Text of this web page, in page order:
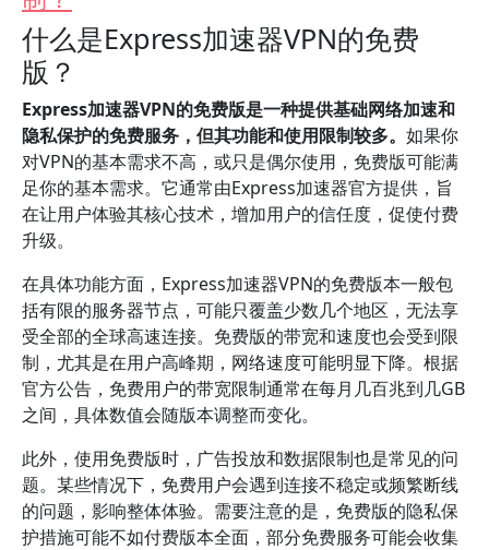
什么是Express加速器VPN的免费
版？
Express加速器VPN的免费版是一种提供基础网络加速和
隐私保护的免费服务，但其功能和使用限制较多。 如果你
对VPN的基本需求不高，或只是偶尔使用，免费版可能满
足你的基本需求。它通常由Express加速器官方提供，旨
在让用户体验其核心技术，增加用户的信任度，促使付费
升级。
在具体功能方面，Express加速器VPN的免费版本一般包
括有限的服务器节点，可能只覆盖少数几个地区，无法享
受全部的全球高速连接。免费版的带宽和速度也会受到限
制，尤其是在用户高峰期，网络速度可能明显下降。根据
官方公告，免费用户的带宽限制通常在每月几百兆到几GB
之间，具体数值会随版本调整而变化。
此外，使用免费版时，广告投放和数据限制也是常见的问
题。某些情况下，免费用户会遇到连接不稳定或频繁断线
的问题，影响整体体验。需要注意的是，免费版的隐私保
护措施可能不如付费版本全面，部分免费服务可能会收集